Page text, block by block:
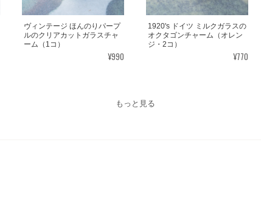
ヴィンテージ ほんのりパープ
ルのクリアカットガラスチャ
ーム（1コ）
¥990
1920's ドイツ ミルクガラスの
オクタゴンチャーム（オレン
ジ・2コ）
¥770
もっと見る